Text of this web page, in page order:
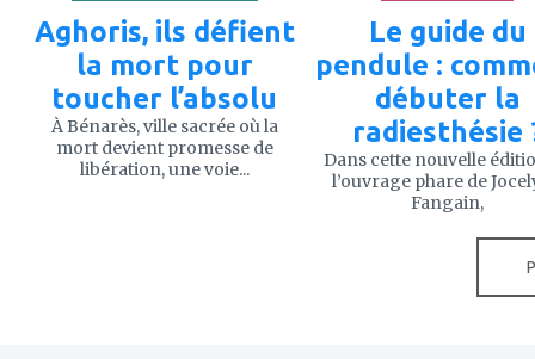
Aghoris, ils défient
la mort pour
toucher l’absolu
À Bénarès, ville sacrée où la
mort devient promesse de
libération, une voie...
Le guide du
pendule :
débuter la
radiesthésie
Dans cette nouvelle
l’ouvrage phare de
Fangain,